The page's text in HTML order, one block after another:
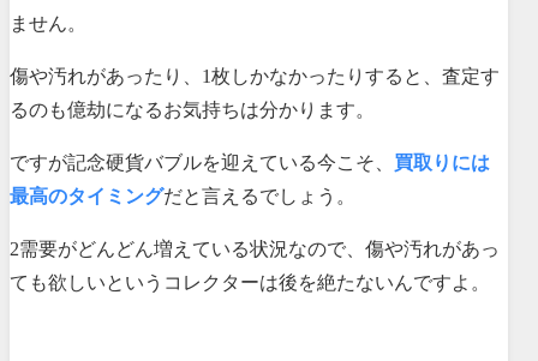
ません。
傷や汚れがあったり、1枚しかなかったりすると、査定す
るのも億劫になるお気持ちは分かります。
ですが記念硬貨バブルを迎えている今こそ、 買取りには
最高のタイミングだと言えるでしょう。
2需要がどんどん増えている状況なので、傷や汚れがあっ
ても欲しいというコレクターは後を絶たないんですよ。